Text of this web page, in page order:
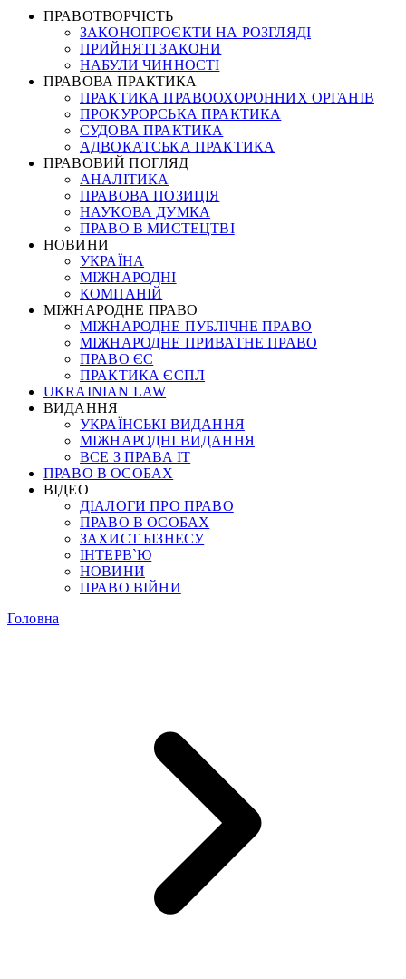
ПРАВОТВОРЧІСТЬ
ЗАКОНОПРОЄКТИ НА РОЗГЛЯДІ
ПРИЙНЯТІ ЗАКОНИ
НАБУЛИ ЧИННОСТІ
ПРАВОВА ПРАКТИКА
ПРАКТИКА ПРАВООХОРОННИХ ОРГАНІВ
ПРОКУРОРСЬКА ПРАКТИКА
СУДОВА ПРАКТИКА
АДВОКАТСЬКА ПРАКТИКА
ПРАВОВИЙ ПОГЛЯД
АНАЛІТИКА
ПРАВОВА ПОЗИЦІЯ
НАУКОВА ДУМКА
ПРАВО В МИСТЕЦТВІ
НОВИНИ
УКРАЇНА
МІЖНАРОДНІ
КОМПАНІЙ
МІЖНАРОДНЕ ПРАВО
МІЖНАРОДНЕ ПУБЛІЧНЕ ПРАВО
МІЖНАРОДНЕ ПРИВАТНЕ ПРАВО
ПРАВО ЄС
ПРАКТИКА ЄСПЛ
UKRAINIAN LAW
ВИДАННЯ
УКРАЇНСЬКІ ВИДАННЯ
МІЖНАРОДНІ ВИДАННЯ
ВСЕ З ПРАВА ІТ
ПРАВО В ОСОБАХ
ВІДЕО
ДІАЛОГИ ПРО ПРАВО
ПРАВО В ОСОБАХ
ЗАХИСТ БІЗНЕСУ
ІНТЕРВ`Ю
НОВИНИ
ПРАВО ВІЙНИ
Головна